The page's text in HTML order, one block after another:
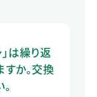
は繰り返
か。交換